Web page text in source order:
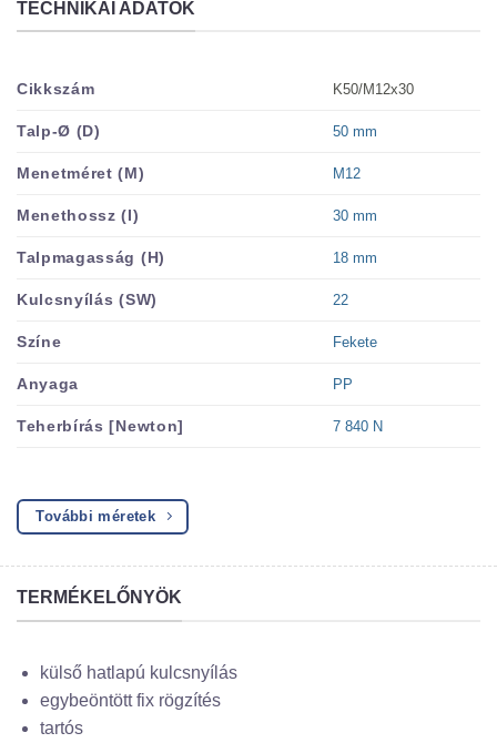
TECHNIKAI ADATOK
Cikkszám K50/M12x30
Talp-Ø (D) 50 mm
Menetméret (M) M12
Menethossz (I) 30 mm
Talpmagasság (H) 18 mm
Kulcsnyílás (SW) 22
Színe Fekete
Anyaga PP
Teherbírás [Newton] 7 840 N
További méretek
TERMÉKELŐNYÖK
külső hatlapú kulcsnyílás
egybeöntött fix rögzítés
tartós